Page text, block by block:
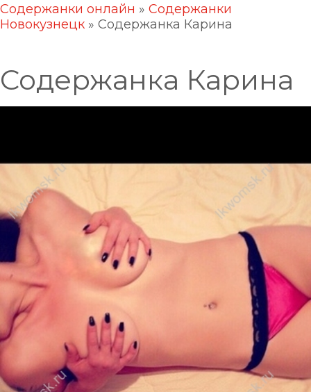
Содержанки онлайн » Содержанки
Новокузнецк » Содержанка Карина
Содержанка Карина